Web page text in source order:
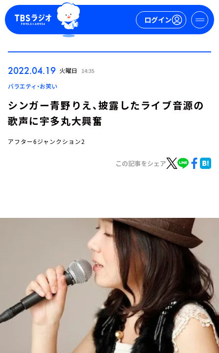
ログイン
ログイン
イベント・グッズ
2022.04.19 火曜日 14:35
バラエティ・お笑い
シンガー青野りえ、披露したライブ音源の
歌声に宇多丸大興奮
アフター6ジャンクション2
この記事をシェア